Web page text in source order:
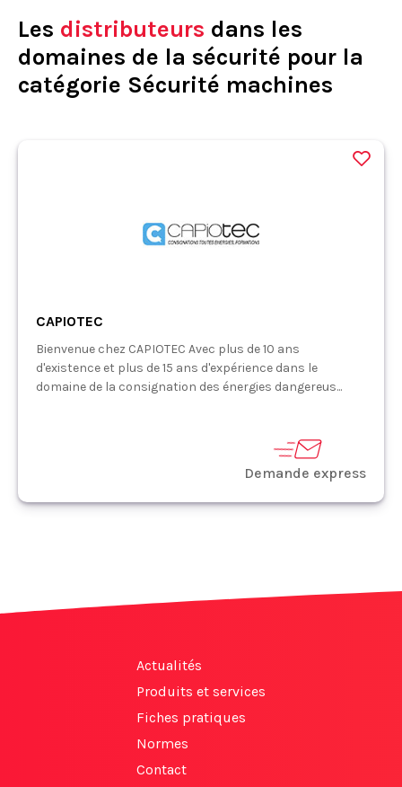
Les distributeurs dans les
domaines de la sécurité pour la
catégorie Sécurité machines
CAPIOTEC
Bienvenue chez CAPIOTEC Avec plus de 10 ans
d'existence et plus de 15 ans d'expérience dans le
domaine de la consignation des énergies dangereus...
Demande express
Actualités
Produits et services
Fiches pratiques
Normes
Contact